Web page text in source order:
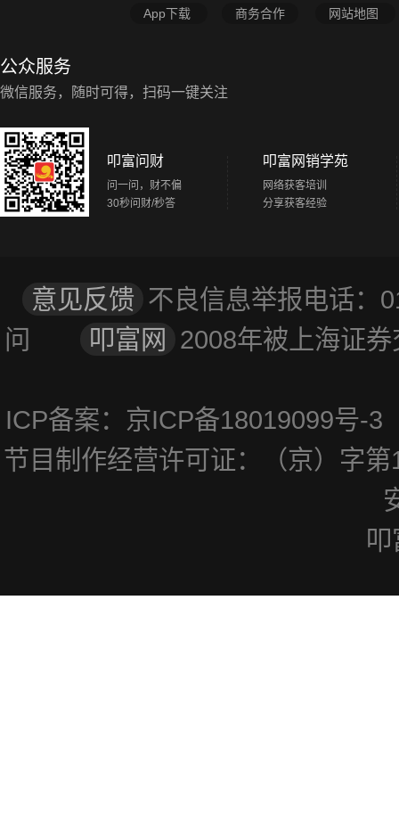
App下载 商务合作 网站地图
公众服务
微信服务，随时可得，扫码一键关注
叩富问财
问一问，财不偏
30秒问财/秒答
叩富网销学苑
网络获客培训
分享获客经验
意见反馈 不良信息举报电话
问
叩富网 2008年被上海证
ICP备案：京ICP备18019099
节目制作经营许可证：（京）